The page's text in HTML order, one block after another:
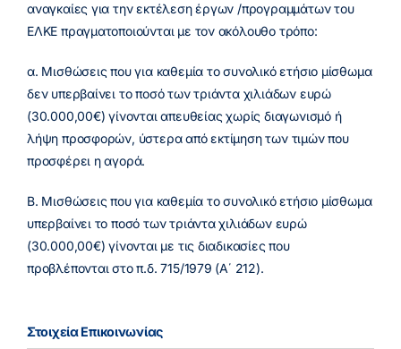
αναγκαίες για την εκτέλεση έργων /προγραμμάτων του
ΕΛΚΕ πραγματοποιούνται με τον ακόλουθο τρόπο:
α. Μισθώσεις που για καθεμία το συνολικό ετήσιο μίσθωμα
δεν υπερβαίνει το ποσό των τριάντα χιλιάδων ευρώ
(30.000,00€) γίνονται απευθείας χωρίς διαγωνισμό ή
λήψη προσφορών, ύστερα από εκτίμηση των τιμών που
προσφέρει η αγορά.
Β. Μισθώσεις που για καθεμία το συνολικό ετήσιο μίσθωμα
υπερβαίνει το ποσό των τριάντα χιλιάδων ευρώ
(30.000,00€) γίνονται με τις διαδικασίες που
προβλέπονται στο π.δ. 715/1979 (Α΄ 212).
Στοιχεία Επικοινωνίας